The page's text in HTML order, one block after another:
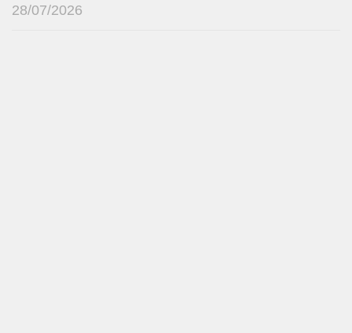
28/07/2026